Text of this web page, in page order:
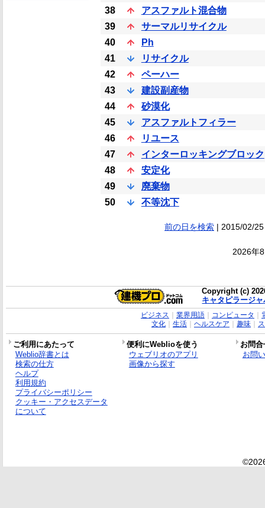
38
アスファルト混合物
39
サーマルリサイクル
40
Ph
41
リサイクル
42
ペーハー
43
建設副産物
44
砂漠化
45
アスファルトフィラー
46
リユース
47
インターロッキングブロック
48
安定化
49
廃棄物
50
不等沈下
前の日を検索| 2015/02/
2026年
Copyright (c)
キャタピラージ
ビジネス 業界用語｜ コンピュータ
文化｜ 生活｜ ヘルスケア 趣味｜
ご利用にあたって 便利にWeblioを使う
お問
Weblio辞書とは
検索の仕方
ヘルプ
利用規約
プライバシーポリシー
クッキー・アクセスデータ
について
ウェブリオのアプリ
画像から探す
お問